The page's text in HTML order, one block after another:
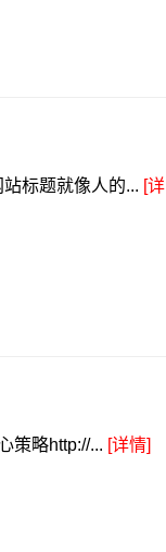
标题就像人的... [详
策略http://... [详情]